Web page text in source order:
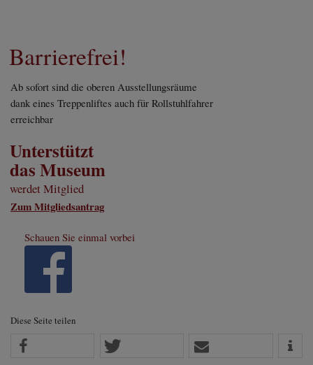
Barrierefrei!
Ab sofort sind die oberen Ausstellungsräume
dank eines Treppenliftes auch für Rollstuhlfahrer
erreichbar
Unterstützt
das Museum
werdet Mitglied
Zum Mitgliedsantrag
Schauen Sie einmal vorbei
Diese Seite teilen